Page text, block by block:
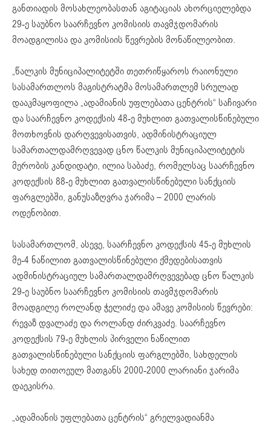
განთიადის მოსახლეობასთან აგიტაციას ახორციელებდა
29-ე საუბნო საარჩევნო კომისიის თავმჯდომარის
მოადგილისა და კომისიის წევრების მონაწილეობით.
„წალკის მუნიციპალიტეტში თეთრიწყაროს რაიონული
სასამართლოს მაგისტრატმა მოსამართლემ სრულად
დააკმაყოფილა „ადამიანის უფლებათა ცენტრის“ საჩივარი
და საარჩევნო კოდექსის 48-ე მუხლით გათვალისწინებული
მოთხოვნის დარღვევისათვის, ადმინისტრაციულ
სამართალდამრღვევად ცნო წალკის მუნიციპალიტეტის
მერობის კანდიდატი, ილია საბაძე, რომელსაც საარჩევნო
კოდექსის 88-ე მუხლით გათვალისწინებული სანქციის
ფარგლებში, განუსაზღვრა ჯარიმა – 2000 ლარის
ოდენობით.
სასამართლომ, ასევე, საარჩევნო კოდექსის 45-ე მუხლის
მე-4 ნაწილით გათვალისწინებული ქმედებისათვის
ადმინისტრაციულ სამართალდამრღვევებად ცნო წალკის
29-ე საუბნო საარჩევნო კომისიის თავმჯდომარის
მოადგილე როლანდ ჭელიძე და ამავე კომისიის წევრები:
რევაზ დვალაძე და როლანდ ძირკვაძე. საარჩევნო
კოდექსის 79-ე მუხლის პირველი ნაწილით
გათვალისწინებული სანქციის ფარგლებში, სახდელის
სახედ თითოეულ მათგანს 2000-2000 ლარიანი ჯარიმა
დაეკისრა.
„ადამიანის უფლებათა ცენტრის“ გრელვადიანმა